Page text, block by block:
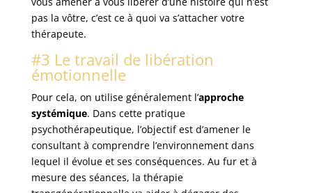
pas la vôtre, c’est ce à quoi va s’attacher votre
thérapeute.
#3 Le travail de libération
émotionnelle
Pour cela, on utilise généralement l’approche
systémique. Dans cette pratique
psychothérapeutique, l’objectif est d’amener le
consultant à comprendre l’environnement dans
lequel il évolue et ses conséquences. Au fur et à
mesure des séances, la thérapie